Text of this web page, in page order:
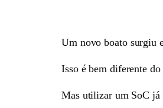
Um novo boato surgiu
Isso é bem diferente
Mas utilizar um SoC já